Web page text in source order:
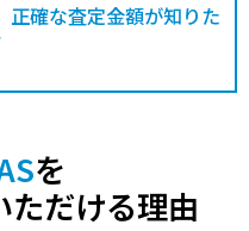
正確な査定金額が知りた
を
ただける理由